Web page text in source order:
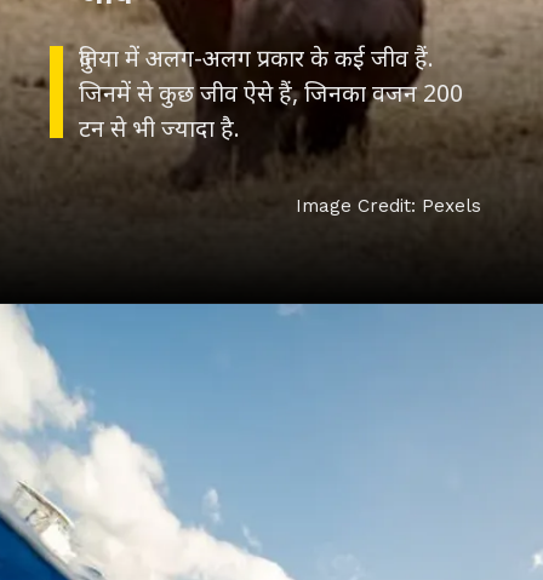
दुनिया में अलग-अलग प्रकार के कई जीव हैं.
जिनमें से कुछ जीव ऐसे हैं, जिनका वजन 200
टन से भी ज्यादा है.